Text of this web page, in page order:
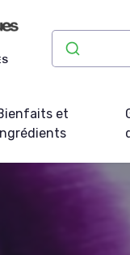
et